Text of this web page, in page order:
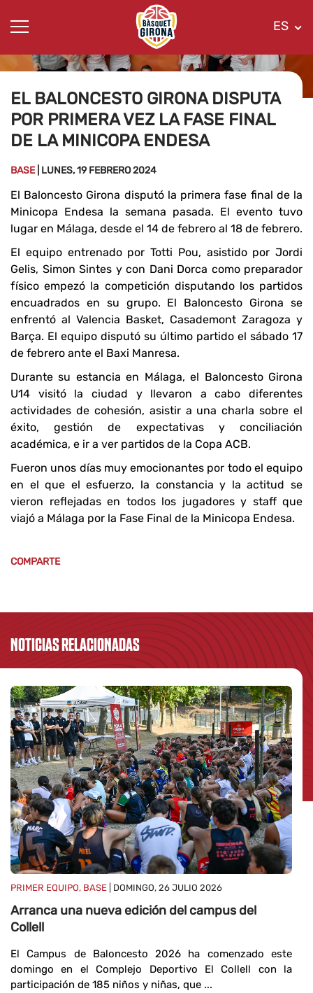
ES
EL BALONCESTO GIRONA DISPUTA
POR PRIMERA VEZ LA FASE FINAL
DE LA MINICOPA ENDESA
BASE | LUNES, 19 FEBRERO 2024
El Baloncesto Girona disputó la primera fase final de la
Minicopa Endesa la semana pasada. El evento tuvo
lugar en Málaga, desde el 14 de febrero al 18 de febrero.
El equipo entrenado por Totti Pou, asistido por Jordi
Gelis, Simon Sintes y con Dani Dorca como preparador
físico empezó la competición disputando los partidos
encuadrados en su grupo. El Baloncesto Girona se
enfrentó al Valencia Basket, Casademont Zaragoza y
Barça. El equipo disputó su último partido el sábado 17
de febrero ante el Baxi Manresa.
Durante su estancia en Málaga, el Baloncesto Girona
U14 visitó la ciudad y llevaron a cabo diferentes
actividades de cohesión, asistir a una charla sobre el
éxito, gestión de expectativas y conciliación
académica, e ir a ver partidos de la Copa ACB.
Fueron unos días muy emocionantes por todo el equipo
en el que el esfuerzo, la constancia y la actitud se
vieron reflejadas en todos los jugadores y staff que
viajó a Málaga por la Fase Final de la Minicopa Endesa.
COMPARTE
NOTICIAS RELACIONADAS
PRIMER EQUIPO, BASE | DOMINGO, 26 JULIO 2026
Arranca una nueva edición del campus del
Collell
El Campus de Baloncesto 2026 ha comenzado este
domingo en el Complejo Deportivo El Collell con la
participación de 185 niños y niñas, que ...